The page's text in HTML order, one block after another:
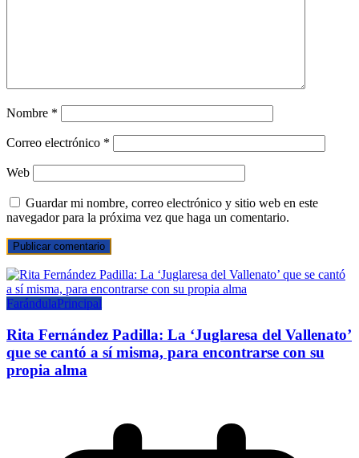
Nombre *
Correo electrónico *
Web
Guardar mi nombre, correo electrónico y sitio web en este
navegador para la próxima vez que haga un comentario.
FarándulaPrincipal
Rita Fernández Padilla: La ‘Juglaresa del Vallenato’
que se cantó a sí misma, para encontrarse con su
propia alma